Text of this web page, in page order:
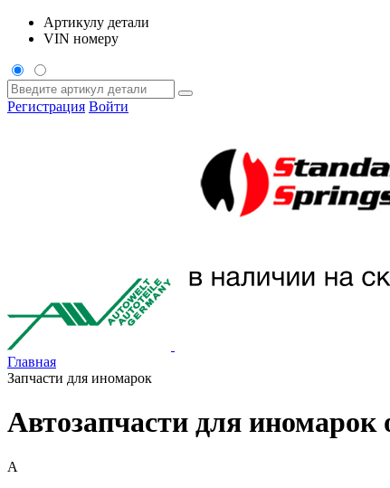
Артикулу детали
VIN номеру
Регистрация Войти
Главная
Запчасти для иномарок
Автозапчасти для
A